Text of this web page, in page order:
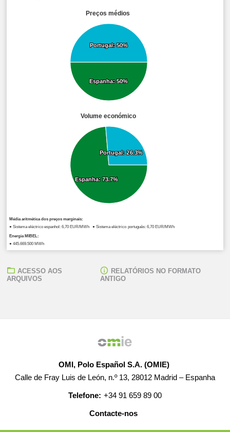
Preços médios
Volume económico
Média aritmética dos preços marginais:
● Sistema eléctrico espanhol: 6,70 EUR/MWh ● Sistema eléctrico português: 6,70 EUR/MWh
Energia MIBEL:
● 445.669,500 MWh
Espanha: 50%
Espanha: 50%
Portugal: 50%
Portugal: 50%
Espanha: 73.7%
Espanha: 73.7%
Portugal: 26.3%
Portugal: 26.3%
ACESSO AOS
ARQUIVOS
RELATÓRIOS NO FORMATO
ANTIGO
OMI, Polo Español S.A. (OMIE)
Calle de Fray Luis de León, n.º 13, 28012 Madrid – Espanha
Telefone: +34 91 659 89 00
Contacte-nos